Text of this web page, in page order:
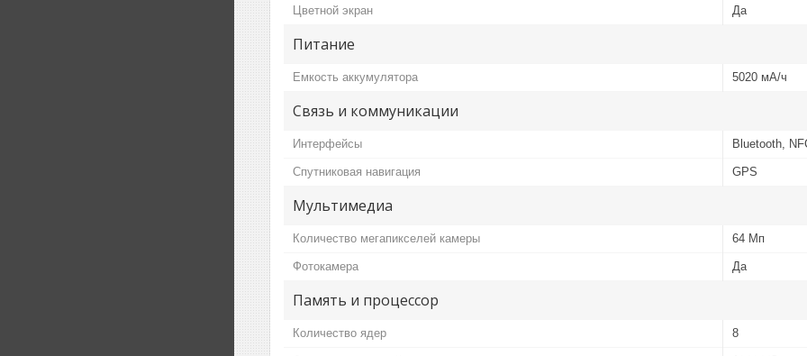
Цветной экран Да
Питание
Емкость аккумулятора 5020 мА/ч
Связь и коммуникации
Интерфейсы Bluetooth,
Спутниковая навигация GPS
Мультимедиа
Количество мегапикселей камеры 64 Мп
Фотокамера Да
Память и процессор
Количество ядер 8